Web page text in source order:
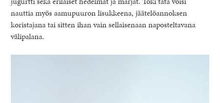
nauttia myös aamupuuron lisukkeena, jäätelöannoksen
koristajana tai sitten ihan vain sellaisenaan naposteltavana
välipalana.